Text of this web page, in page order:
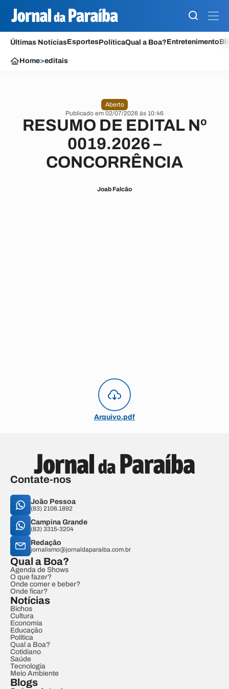
Últimas NotíciasEsportesPolíticaQual a Boa?Entretenimento
Home>editais
Aberto
Publicado em 02/07/2026 às 10:46
RESUMO DE EDITAL Nº
0019.2026 –
CONCORRÊNCIA
Joab Falcão
Arquivo.pdf
Contate-nos
João Pessoa
(83) 2106.1892
Campina Grande
(83) 3315-3204
Redação
jornalismo@jornaldaparaiba.com.br
Qual a Boa?
Agenda de Shows
O que fazer?
Onde comer e beber?
Onde ficar?
Notícias
Bichos
Cultura
Economia
Educação
Política
Qual a Boa?
Cotidiano
Saúde
Tecnologia
Meio Ambiente
Blogs